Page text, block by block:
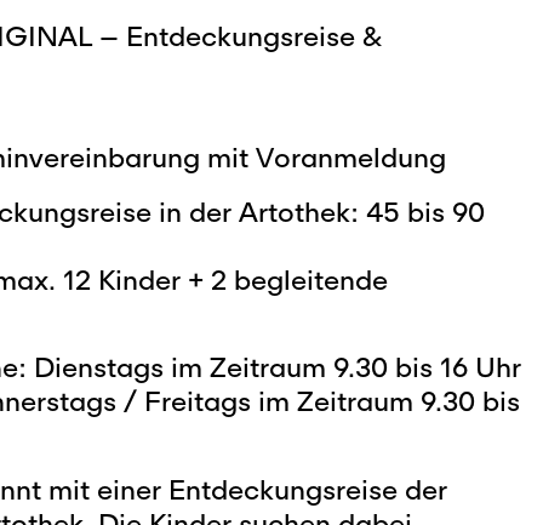
– Entdeckungsreise &
mit Voranmeldung
in der Artothek: 45 bis 90
12 Kinder + 2 begleitende
Dienstags im Zeitraum 9.30 bis 16 Uhr
/ Freitags im Zeitraum 9.30 bis
mit einer Entdeckungsreise der